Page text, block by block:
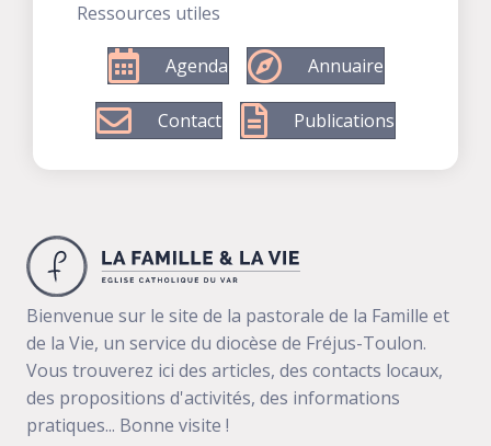
Ressources utiles
Agenda Annuaire
Contact Publications
Bienvenue sur le site de la pastorale de la Famille et
de la Vie, un service du diocèse de Fréjus-Toulon.
Vous trouverez ici des articles, des contacts locaux,
des propositions d'activités, des informations
pratiques... Bonne visite !